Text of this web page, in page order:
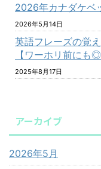
2026年カナダケベ
2026年5月14日
英語フレーズの覚
【ワーホリ前にも◎
2025年8月17日
アーカイブ
2026年5月